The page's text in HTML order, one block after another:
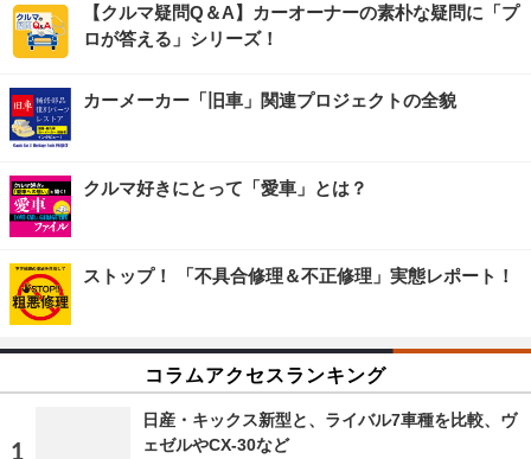
【クルマ疑問Q＆A】カーオーナーの素朴な疑問に「プ
ロが答える」シリーズ！
カーメーカー「旧車」関連プロジェクトの全貌
クルマ好きにとって「愛車」とは？
ストップ！ 「不具合修理＆不正修理」実態レポート！
コラムアクセスランキング
日産・キックス新型と、ライバル7車種を比較、ヴ
ェゼルやCX-30など